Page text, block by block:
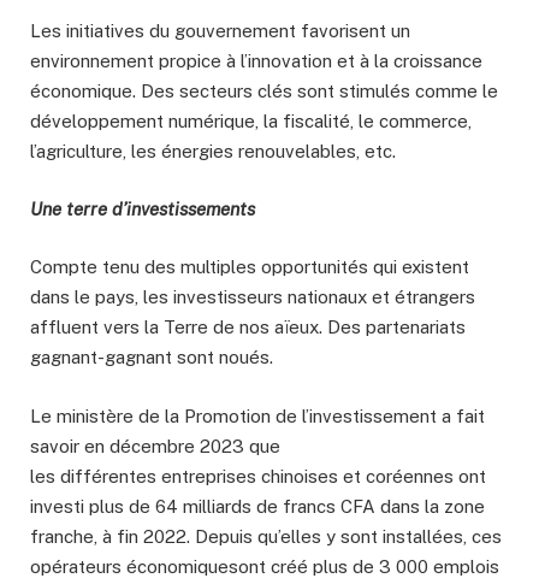
Les initiatives du gouvernement favorisent un
environnement propice à l’innovation et à la croissance
économique. Des secteurs clés sont stimulés comme le
développement numérique, la fiscalité, le commerce,
l’agriculture, les énergies renouvelables, etc.
Une terre d’investissements
Compte tenu des multiples opportunités qui existent
dans le pays, les investisseurs nationaux et étrangers
affluent vers la Terre de nos aïeux. Des partenariats
gagnant-gagnant sont noués.
Le ministère de la Promotion de l’investissement a fait
savoir en décembre 2023 que
les différentes entreprises chinoises et coréennes ont
investi plus de 64 milliards de francs CFA dans la zone
franche, à fin 2022. Depuis qu’elles y sont installées, ces
opérateurs économiquesont créé plus de 3 000 emplois